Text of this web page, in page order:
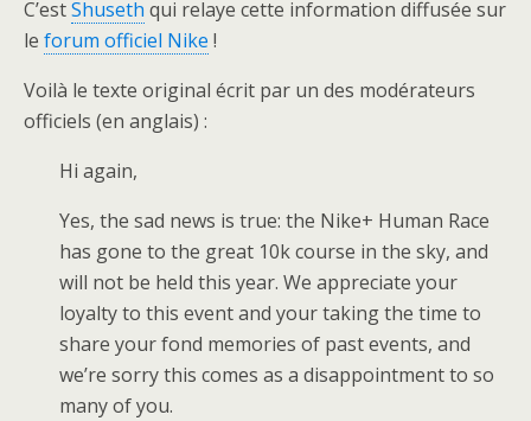
C’estShuseth qui relaye cette information diffusée sur
le forum officiel Nike !
Voilà le texte original écrit par un des modérateurs
officiels (en anglais) :
Hi again,
Yes, the sad news is true: the Nike+ Human Race
has gone to the great 10k course in the sky, and
will not be held this year. We appreciate your
loyalty to this event and your taking the time to
share your fond memories of past events, and
we’re sorry this comes as a disappointment to so
many of you.